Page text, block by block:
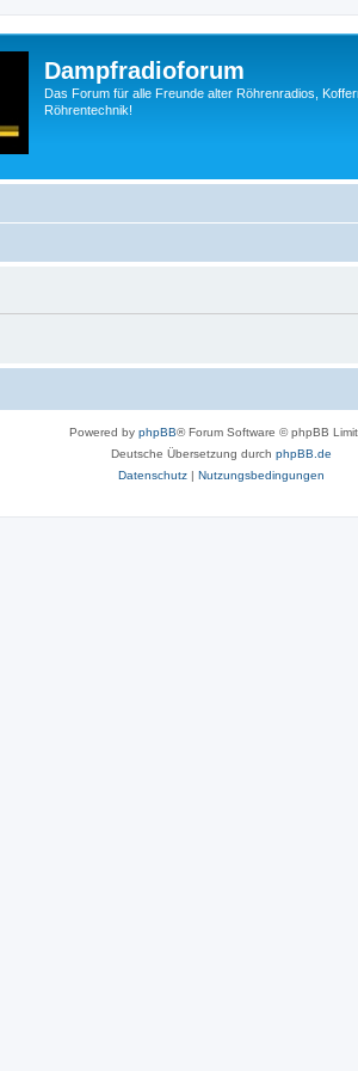
Dampfradioforum
Das Forum für alle Freunde alter Röhrenradios,
Röhrentechnik!
Powered by phpBB® Forum Software © phpBB
Deutsche Übersetzung durch phpBB.de
Datenschutz| Nutzungsbedingungen